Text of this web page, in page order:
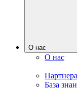
О нас
О нас
База